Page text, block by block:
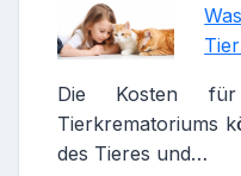
Die Kosten
Tierkrematoriums
des Tieres und…